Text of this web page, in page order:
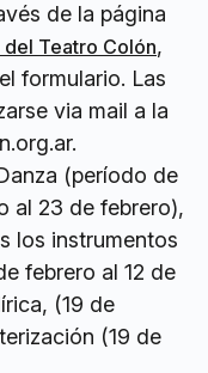
de la página
Teatro Colón,
formulario. Las
via mail a la
(período de
al 23 de febrero),
los instrumentos
febrero al 12 de
(19 de
(19 de